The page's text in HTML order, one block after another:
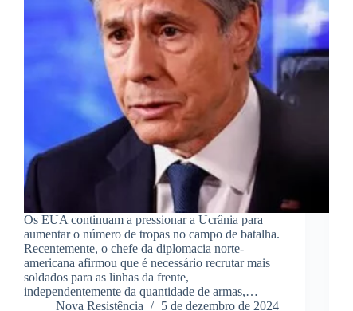
Os EUA continuam a pressionar a Ucrânia para
aumentar o número de tropas no campo de batalha.
Recentemente, o chefe da diplomacia norte-
americana afirmou que é necessário recrutar mais
soldados para as linhas da frente,
independentemente da quantidade de armas,…
Nova Resistência
5 de dezembro de 2024